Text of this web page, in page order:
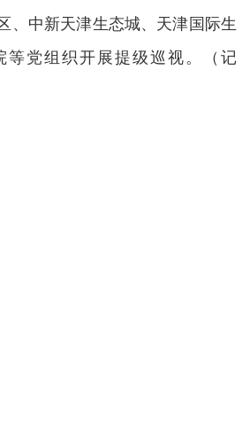
、中新天津生态城、天津国际生
党组织开展提级巡视。
（记